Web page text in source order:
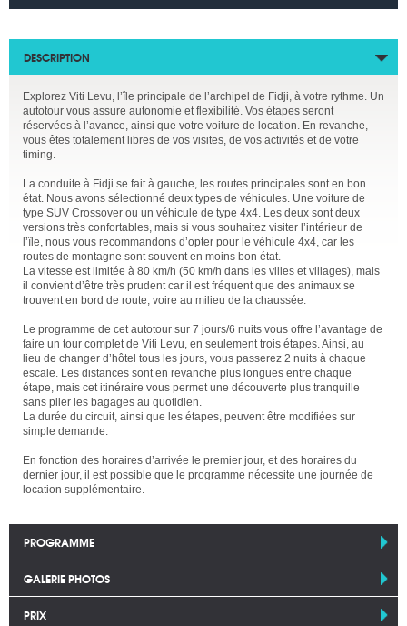
DESCRIPTION
Explorez Viti Levu, l’île principale de l’archipel de Fidji, à votre rythme. Un
autotour vous assure autonomie et flexibilité. Vos étapes seront
réservées à l’avance, ainsi que votre voiture de location. En revanche,
vous êtes totalement libres de vos visites, de vos activités et de votre
timing.
La conduite à Fidji se fait à gauche, les routes principales sont en bon
état. Nous avons sélectionné deux types de véhicules. Une voiture de
type SUV Crossover ou un véhicule de type 4x4. Les deux sont deux
versions très confortables, mais si vous souhaitez visiter l’intérieur de
l’île, nous vous recommandons d’opter pour le véhicule 4x4, car les
routes de montagne sont souvent en moins bon état.
La vitesse est limitée à 80 km/h (50 km/h dans les villes et villages), mais
il convient d’être très prudent car il est fréquent que des animaux se
trouvent en bord de route, voire au milieu de la chaussée.
Le programme de cet autotour sur 7 jours/6 nuits vous offre l’avantage de
faire un tour complet de Viti Levu, en seulement trois étapes. Ainsi, au
lieu de changer d’hôtel tous les jours, vous passerez 2 nuits à chaque
escale. Les distances sont en revanche plus longues entre chaque
étape, mais cet itinéraire vous permet une découverte plus tranquille
sans plier les bagages au quotidien.
La durée du circuit, ainsi que les étapes, peuvent être modifiées sur
simple demande.
En fonction des horaires d’arrivée le premier jour, et des horaires du
dernier jour, il est possible que le programme nécessite une journée de
location supplémentaire.
PROGRAMME
GALERIE PHOTOS
PRIX